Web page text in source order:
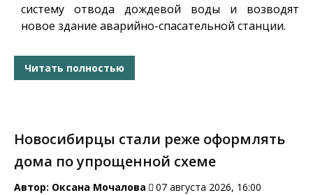
систему отвода дождевой воды и возводят
новое здание аварийно-спасательной станции.
Читать полностью
Новосибирцы стали реже оформлять
дома по упрощенной схеме
Автор: Оксана Мочалова 07 августа 2026, 16:00